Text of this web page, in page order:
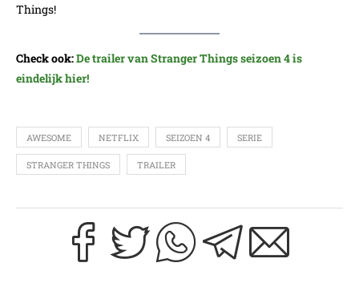
Things!
Check ook:De trailer van Stranger Things seizoen 4 is
eindelijk hier!
AWESOME NETFLIX SEIZOEN 4 SERIE
STRANGER THINGS TRAILER